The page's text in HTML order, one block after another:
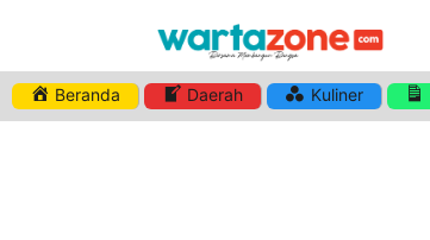
Beranda Daerah Kuliner